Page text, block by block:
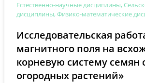
Естественно-научные дисциплины,
дисциплины, Физико-математические
Исследовательская
магнитного поля на
корневую систему семян
огородных растений»